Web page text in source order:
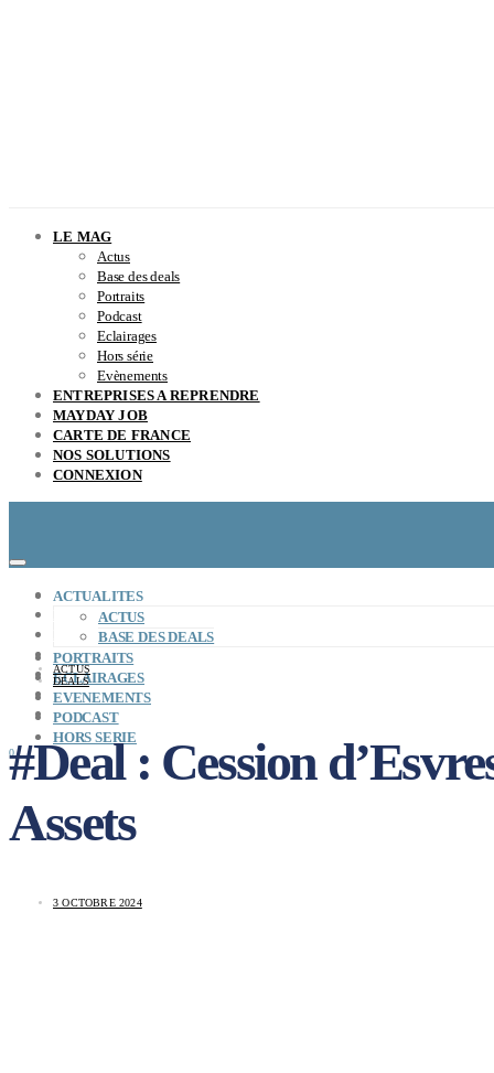
LE MAG
Actus
Base des deals
Portraits
Podcast
Eclairages
Hors série
Evènements
ENTREPRISES A REPRENDRE
MAYDAY JOB
CARTE DE FRANCE
NOS SOLUTIONS
CONNEXION
CONCEPT
LE MAG
ENTREPRISES A REPRENDRE
MAYDAY JOB
CARTE DE FRANCE
NOS SOLUTIONS
CONNEXION
0
ACTUALITES
ACTUS
BASE DES DEALS
PORTRAITS
ECLAIRAGES
EVENEMENTS
PODCAST
HORS SERIE
ACTUS
DEALS
#Deal : Cession
Assets
3 OCTOBRE 2024